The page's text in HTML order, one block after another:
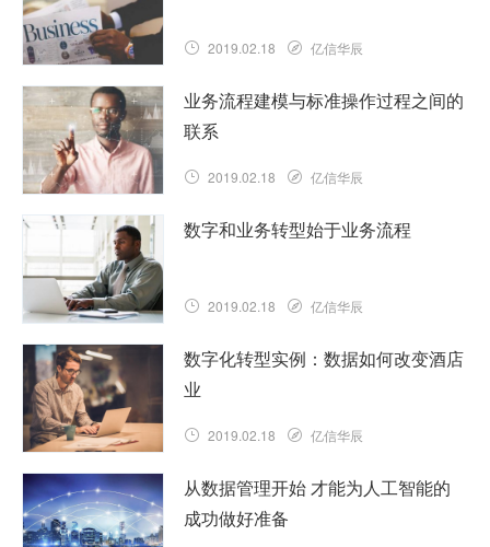
2019.02.18 亿信华辰
为实现其目标，组织必须完全了解其流
程。因此，业务流程设计和分析是定义业
责履行其职责。……查看详情
业务流程建模与标准操作过程之间的
联系
2019.02.18 亿信华辰
我们上周开始了一个关于业务流程（BP）
程之间的联系。具体而言，使……
数字和业务转型始于业务流程
2019.02.18 亿信华辰
不断发展的业务环境意味着必须在不断改
进的情况下进行数字化和业务转型。……
数字化转型实例：数据如何改变酒店
业
2019.02.18 亿信华辰
组织采用数据驱动策略的速度意味着组织
可以利用大量的数字转换示例。……
查看详情
从数据管理开始 才能为人工智能的
成功做好准备